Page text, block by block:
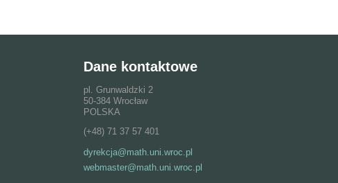
Dane kontaktowe
pl. Grunwaldzki 2
50-384 Wrocław
POLSKA
(+48) 71 37 57 401
dyrekcja@math.uni.wroc.pl
webmaster@math.uni.wroc.pl